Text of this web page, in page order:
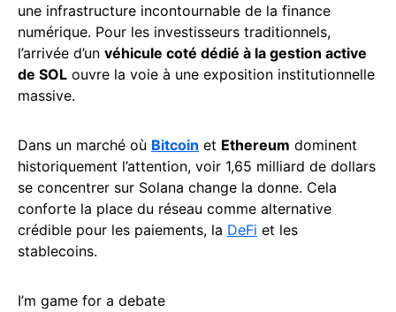
une infrastructure incontournable de la finance
numérique. Pour les investisseurs traditionnels,
l’arrivée d’un véhicule coté dédié à la gestion active
de SOL ouvre la voie à une exposition institutionnelle
massive.
Dans un marché où Bitcoin et Ethereum dominent
historiquement l’attention, voir 1,65 milliard de dollars
se concentrer sur Solana change la donne. Cela
conforte la place du réseau comme alternative
crédible pour les paiements, la DeFi et les
stablecoins.
I’m game for a debate